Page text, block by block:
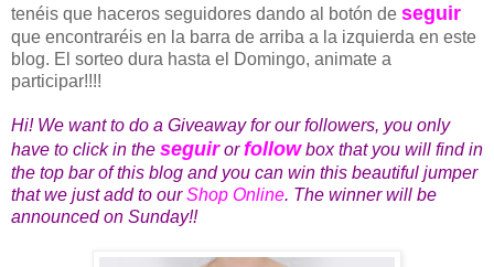
tenéis que haceros seguidores dando al botón de seguir
que encontraréis en la barra de arriba a la izquierda en este
blog. El sorteo dura hasta el Domingo, animate a
participar!!!!
Hi! We want to do a Giveaway for our followers, you only
have to click in the seguiror followbox that you will find in
the top bar of this blog and you can win this beautiful jumper
that we just add to ourShop Online. The winner will be
announced on Sunday!!